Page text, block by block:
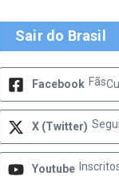
Sair do Brasil
Facebook Fãs
X (Twitter)
Youtube